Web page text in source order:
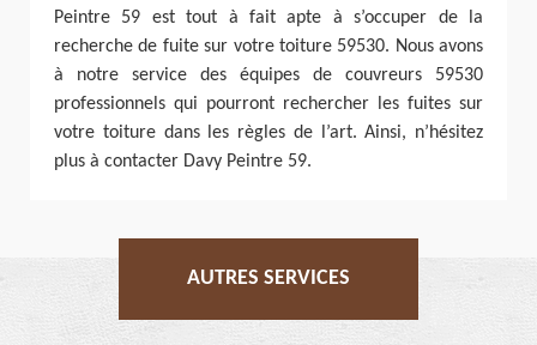
Peintre 59 est tout à fait apte à s’occuper de la
recherche de fuite sur votre toiture 59530. Nous avons
à notre service des équipes de couvreurs 59530
professionnels qui pourront rechercher les fuites sur
votre toiture dans les règles de l’art. Ainsi, n’hésitez
plus à contacter Davy Peintre 59.
AUTRES SERVICES